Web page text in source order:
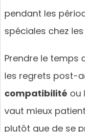
pendant les
spéciales chez
Prendre le temps
les regrets post-
compatibilité ou
vaut mieux
plutôt que de se